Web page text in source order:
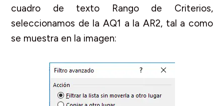
cuadro de texto Rango de Criterios,
seleccionamos de la AQ1 a la AR2, tal a como
se muestra en la imagen: